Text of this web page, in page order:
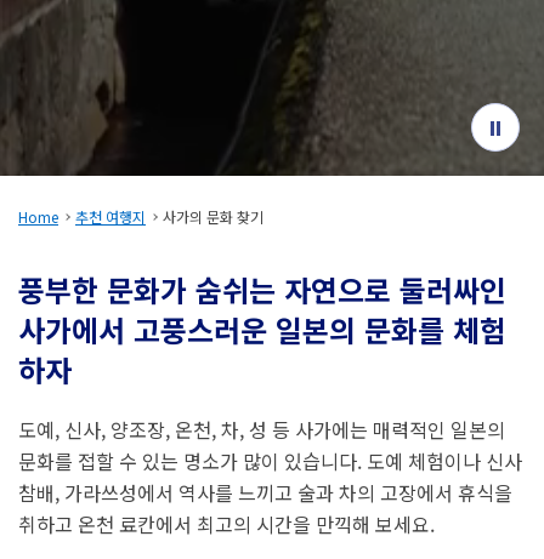
ANA 서비스 안내
닫기
Home 추천 여행지 사가의 문화 찾기
풍부한 문화가 숨쉬는 자연으로 둘러싸인
사가에서 고풍스러운 일본의 문화를 체험
하자
도예, 신사, 양조장, 온천, 차, 성 등 사가에는 매력적인 일본의
문화를 접할 수 있는 명소가 많이 있습니다. 도예 체험이나 신사
참배, 가라쓰성에서 역사를 느끼고 술과 차의 고장에서 휴식을
취하고 온천 료칸에서 최고의 시간을 만끽해 보세요.